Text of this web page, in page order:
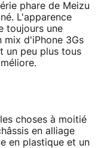
phare de Meizu
L'apparence
toujours une
mix d'iPhone 3Gs
un peu plus tous
choses à moitié
en alliage
en plastique et un